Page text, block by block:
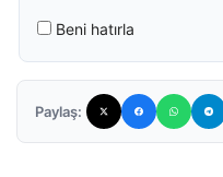
Beni hatırla
Paylaş: